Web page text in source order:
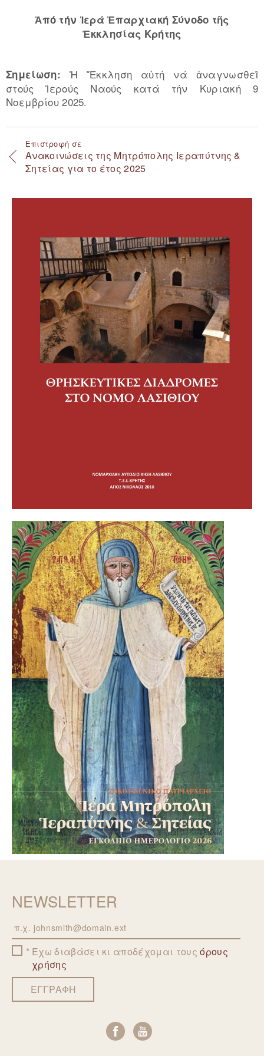
Ἀπό τήν Ἱερά Ἐπαρχιακή Σύνοδο τῆς
Ἐκκλησίας Κρήτης
Σημείωση: Ἡ Ἔκκληση αὐτή νά ἀναγνωσθεῖ
στούς Ἱερούς Ναούς κατά τήν Κυριακή 9
Νοεμβρίου 2025.
Επιστροφή σε
Ανακοινώσεις της Μητρόπολης Ιεραπύτνης &
Σητείας για το έτος 2025
NEWSLETTER
EmailΈχω διαβάσει κι αποδέχομαι τουςόρους
χρήσης
ΕΓΓΡΑΦΗ